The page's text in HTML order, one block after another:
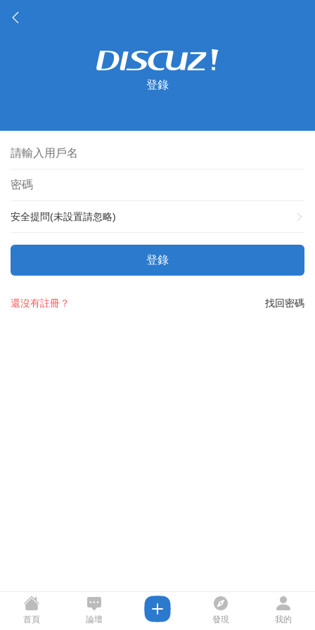
登錄
安全提問(未設置請忽略)
登錄
找回密碼
還沒有註冊？
首頁 論壇 發現 我的